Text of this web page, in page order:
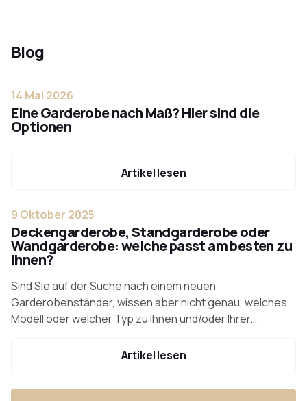
Blog
14 Mai 2026
Eine Garderobe nach Maß? Hier sind die
Optionen
Artikel lesen
9 Oktober 2025
Deckengarderobe, Standgarderobe oder
Wandgarderobe: welche passt am besten zu
Ihnen?
Sind Sie auf der Suche nach einem neuen
Garderobenständer, wissen aber nicht genau, welches
Modell oder welcher Typ zu Ihnen und/oder Ihrer
Artikel haben wir die Spezifikationen, Gemeinsamkeiten
Artikel lesen